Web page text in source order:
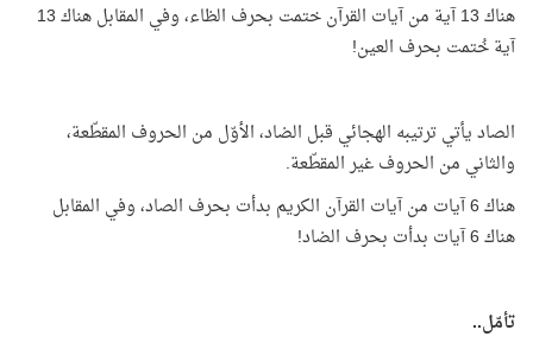
هناك 13 آية من آيات القرآن ختمت بحرف الظاء، وفي المقابل هناك 13
آية خُتمت بحرف العين!
الصاد يأتي ترتيبه الهجائي قبل الضاد، الأوّل من الحروف المقطّعة،
والثاني من الحروف غير المقطّعة.
هناك 6 آيات من آيات القرآن الكريم بدأت بحرف الصاد، وفي المقابل
هناك 6 آيات بدأت بحرف الضاد!
تأمّل..